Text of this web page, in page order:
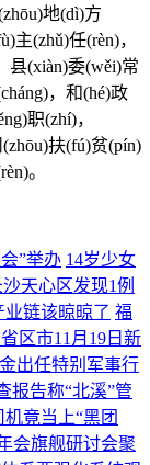
地(dì)方
主(zhǔ)任(rèn)，
县(xiàn)委(wěi)常
，和(hé)政
职(zhí)，
扶(fú)贫(pín)
。
”举办 14岁少女
天心区发现1例
链该晾晾了 福
区市11月19日新
出任特别军事行
报告称“北溪”管
竟当上“黑团
会旗舰研讨会聚